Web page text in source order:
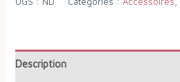
Description